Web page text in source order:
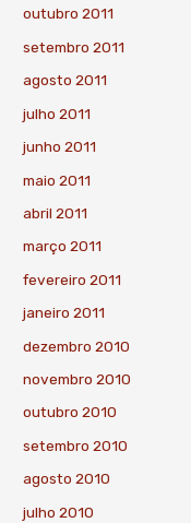
outubro 2011
setembro 2011
agosto 2011
julho 2011
junho 2011
maio 2011
abril 2011
março 2011
fevereiro 2011
janeiro 2011
dezembro 2010
novembro 2010
outubro 2010
setembro 2010
agosto 2010
julho 2010